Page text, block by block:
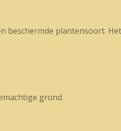
beschermde plantensoort.
grond.